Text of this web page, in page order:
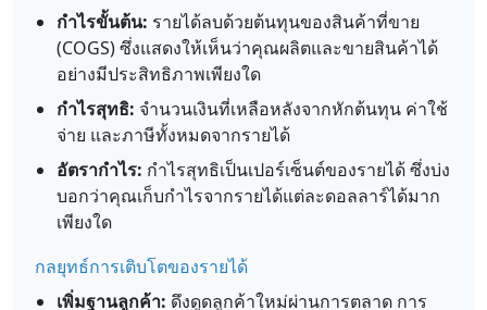
กำไรขั้นต้น: รายได้ลบด้วยต้นทุนของสินค้าที่ขาย
(COGS) ซึ่งแสดงให้เห็นว่าคุณผลิตและขายสินค้าได้
อย่างมีประสิทธิภาพเพียงใด
กำไรสุทธิ: จำนวนเงินที่เหลือหลังจากหักต้นทุน ค่าใช้
จ่าย และภาษีทั้งหมดจากรายได้
อัตรากำไร: กำไรสุทธิเป็นเปอร์เซ็นต์ของรายได้ ซึ่งบ่ง
บอกว่าคุณเก็บกำไรจากรายได้แต่ละดอลลาร์ได้มาก
เพียงใด
กลยุทธ์การเติบโตของรายได้
เพิ่มฐานลูกค้า: ดึงดูดลูกค้าใหม่ผ่านการตลาด การ